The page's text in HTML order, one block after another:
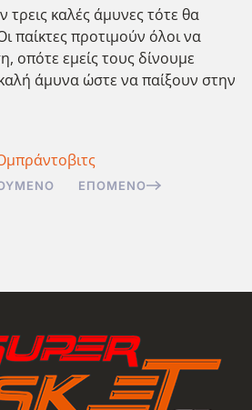
καλές άμυνες τότε θα
παίκτες προτιμούν όλοι να
οπότε εμείς τους δίνουμε
άμυνα ώστε να παίξουν στην
ΕΠΌΜΕΝΟ